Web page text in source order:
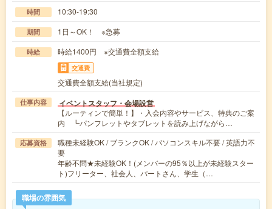
時間 10:30-19:30
期間 1日～OK！ ※急募
時給 時給1400円 ※交通費全額支給
交通費
交通費全額支給(当社規定)
仕事内容 イベントスタッフ・会場設営
【ルーティンで簡単！】・入会内容やサービス、特典のご案
内 ┗パンフレットやタブレットを読み上げながら…
応募資格
職種未経験OK / ブランクOK / パソコンスキル不要 / 英語力不
要
年齢不問★未経験OK！(メンバーの95％以上が未経験スター
ト)フリーター、社会人、パートさん、学生（…
職場の雰囲気